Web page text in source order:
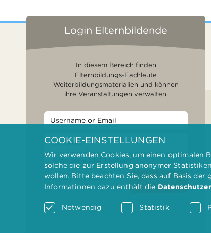
Login Elternbildende
In diesem Bereich finden
Elternbildungs-Fachleute
Weiterbildungsmaterialien und können
ihre Veranstaltungen verwalten.
Angemeldet bleiben
Passwort vergessen? Anmelden
COOKIE-EINSTELLUNGEN
Wir verwenden Cookies, um einen optimalen
solche die zur Erstellung anonymer
wollen. Bitte beachten Sie, dass auf Basis
Informationen dazu enthält die
Notwendig Statistik